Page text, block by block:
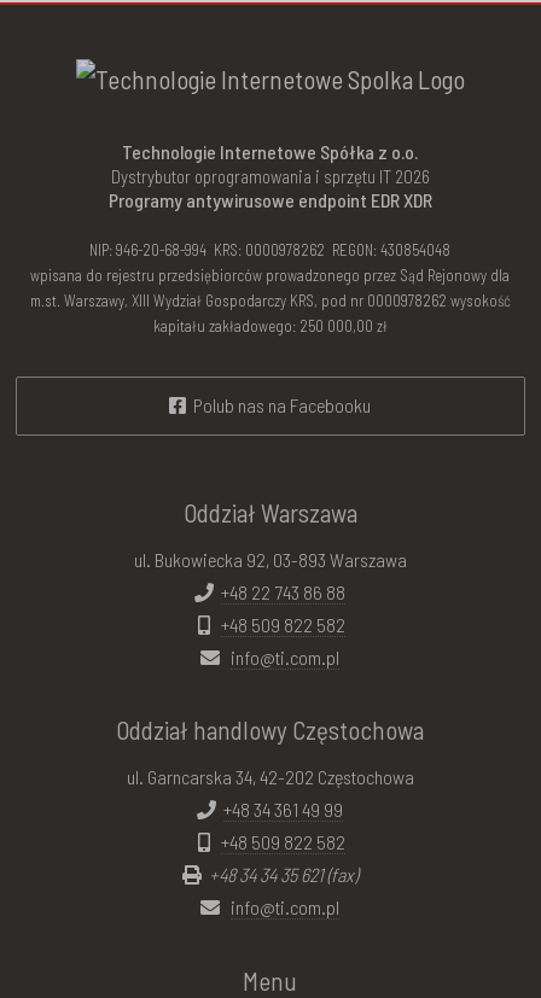
Technologie Internetowe Spółka z o.o.
Dystrybutor oprogramowania i sprzętu IT 2026
Programy antywirusowe endpoint EDR XDR
NIP: 946-20-68-994 KRS: 0000978262 REGON: 430854048
wpisana do rejestru przedsiębiorców prowadzonego przez Sąd Rejonowy dla
m.st. Warszawy, XIII Wydział Gospodarczy KRS, pod nr 0000978262 wysokość
kapitału zakładowego: 250 000,00 zł
Polub nas na Facebooku
Oddział Warszawa
ul. Bukowiecka 92, 03-893 Warszawa
+48 22 743 86 88
+48 509 822 582
info@ti.com.pl
Oddział handlowy Częstochowa
ul. Garncarska 34, 42-202 Częstochowa
+48 34 361 49 99
+48 509 822 582
+48 34 34 35 621 (fax)
info@ti.com.pl
Menu